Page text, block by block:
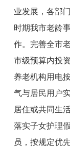
业发展，各部
时期我市老龄
作。完善全市
市级预算内投
养老机构用电
气与居民用户
居住或共同生
落实子女护理
员，按规定优